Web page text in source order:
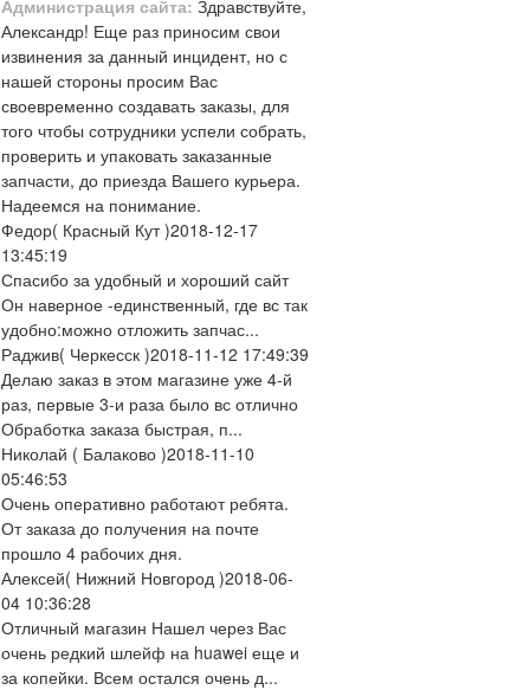
Администрация сайта: Здравствуйте,
Александр! Еще раз приносим свои
извинения за данный инцидент, но с
нашей стороны просим Вас
своевременно создавать заказы, для
того чтобы сотрудники успели собрать,
проверить и упаковать заказанные
запчасти, до приезда Вашего курьера.
Надеемся на понимание.
Федор( Красный Кут )2018-12-17
13:45:19
Спасибо за удобный и хороший сайт
Он наверное -единственный, где вс так
удобно:можно отложить запчас...
Раджив( Черкесск )2018-11-12 17:49:39
Делаю заказ в этом магазине уже 4-й
раз, первые 3-и раза было вс отлично
Обработка заказа быстрая, п...
Николай ( Балаково )2018-11-10
05:46:53
Очень оперативно работают ребята.
От заказа до получения на почте
прошло 4 рабочих дня.
Алексей( Нижний Новгород )2018-06-
04 10:36:28
Отличный магазин Нашел через Вас
очень редкий шлейф на huawei еще и
за копейки. Всем остался очень д...